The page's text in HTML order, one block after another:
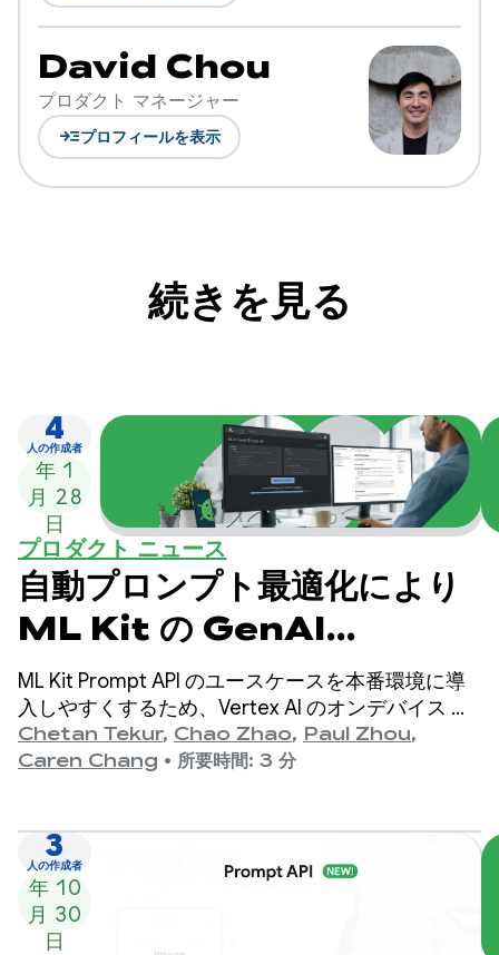
David Chou
プロダクト マネージャー
read_moreプロフィールを表示
続きを見る
4
人の作成者
2026
年 1
月 28
日
プロダクト ニュース
自動プロンプト最適化により
ML Kit の GenAI
Prompt API の品質が向上
ML Kit Prompt API のユースケースを本番環境に導
入しやすくするため、Vertex AI のオンデバイス モ
デルを対象とした自動プロンプト最適化（APO）を
発表いたします。自動プロンプト最適化は、ユース
Chetan Tekur, Chao Zhao, Paul Zhou,
Caren Chang • 所要時間: 3 分
3
人の作成者
2025
年 10
月 30
日